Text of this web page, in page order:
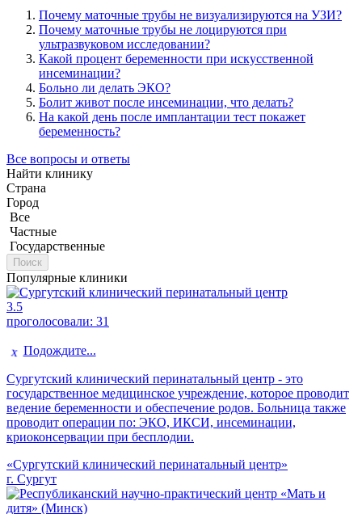
Почему маточные трубы не визуализируются на УЗИ?
Почему маточные трубы не лоцируются при
ультразвуковом исследовании?
Какой процент беременности при искусственной
инсеминации?
Больно ли делать ЭКО?
Болит живот после инсеминации, что делать?
На какой день после имплантации тест покажет
беременность?
Все вопросы и ответы
Найти клинику
Страна
Город
Все
Частные
Государственные
Поиск
Популярные клиники
3.5
проголосовали: 31
Подождите...
Сургутский клинический перинатальный центр - это
государственное медицинское учреждение, которое проводит
ведение беременности и обеспечение родов. Больница также
проводит операции по: ЭКО, ИКСИ, инсеминации,
криоконсервации при бесплодии.
«Сургутский клинический перинатальный центр»
г. Сургут